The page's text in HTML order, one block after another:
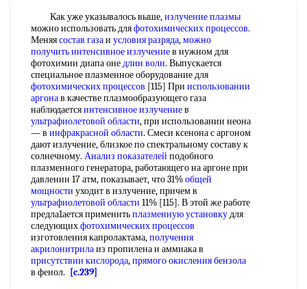
Как уже указывалось выше,излучение плазмы
можно использовать дляфотохимических процессов.
Меняясостав газаи условия разряда,можно
получитьинтенсивное излучениев нужном для
фотохимии диапа онедлин волн. Выпускается
специальное плазменное оборудование для
фотохимических процессов [115] При использовании
аргонав качестве плазмообразующего газа
наблюдаетсяинтенсивное излучениев
ультрафиолетовой области, при использовании неона
— в инфракрасной области. Смеси ксенона с аргоном
дают излучение, близкое по спектральному составу к
солнечному. Анализ показателей подобного
плазменного генератора, работающего на аргоне при
давлении 17 атм, показывает, что 31%общей
мощности уходит в излучение, причем в
ультрафиолетовой области 11% [115]. В этой же работе
предла1ается применитьплазменную установкудля
следующихфотохимических процессов
изготовления капролактама,получения
акрилонитрилаиз пропилена и аммиака в
присутствии кислорода,прямого окисления бензола
в фенол.
[c.239]